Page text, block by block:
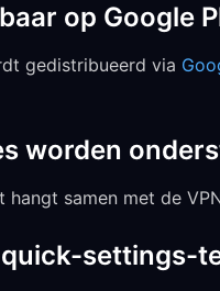
op Google
gedistribueerd via
worden
hangt samen met de
settings-